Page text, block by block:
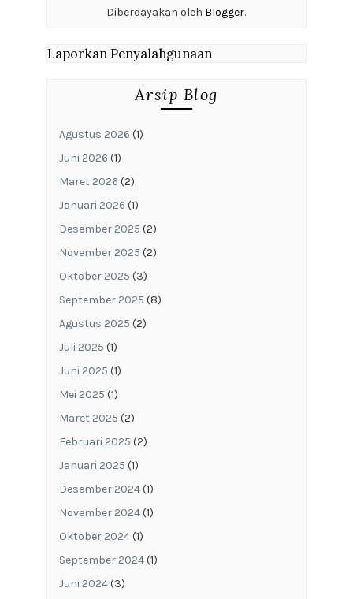
Diberdayakan oleh Blogger.
Laporkan Penyalahgunaan
Arsip Blog
Agustus 2026 (1)
Juni 2026 (1)
Maret 2026 (2)
Januari 2026 (1)
Desember 2025 (2)
November 2025 (2)
Oktober 2025 (3)
September 2025 (8)
Agustus 2025 (2)
Juli 2025 (1)
Juni 2025 (1)
Mei 2025 (1)
Maret 2025 (2)
Februari 2025 (2)
Januari 2025 (1)
Desember 2024(1)
November 2024(1)
Oktober 2024(1)
September 2024(1)
Juni 2024(3)